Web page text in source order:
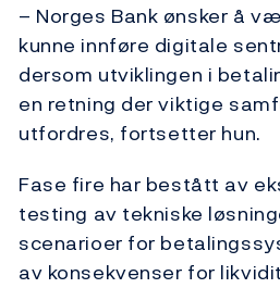
– Norges Bank ønsker å
kunne innføre digitale
dersom utviklingen i
en retning der viktige
utfordres, fortsetter hun.
Fase fire har bestått av
testing av tekniske
scenarioer for
av konsekvenser for